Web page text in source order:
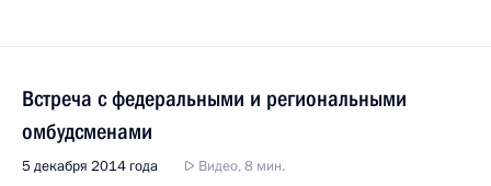
Встреча с федеральными и региональными
омбудсменами
5 декабря 2014 года Видео, 8 мин.